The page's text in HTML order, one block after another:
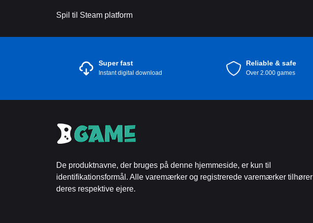
Spil til Steam platform
Super fast
Instant digital download
Reliable & safe
Over 2.000 games
De produktnavne, der bruges på denne hjemmeside, er kun til
identifikationsformål. Alle varemærker og registrerede varemærker tilhører
deres respektive ejere.